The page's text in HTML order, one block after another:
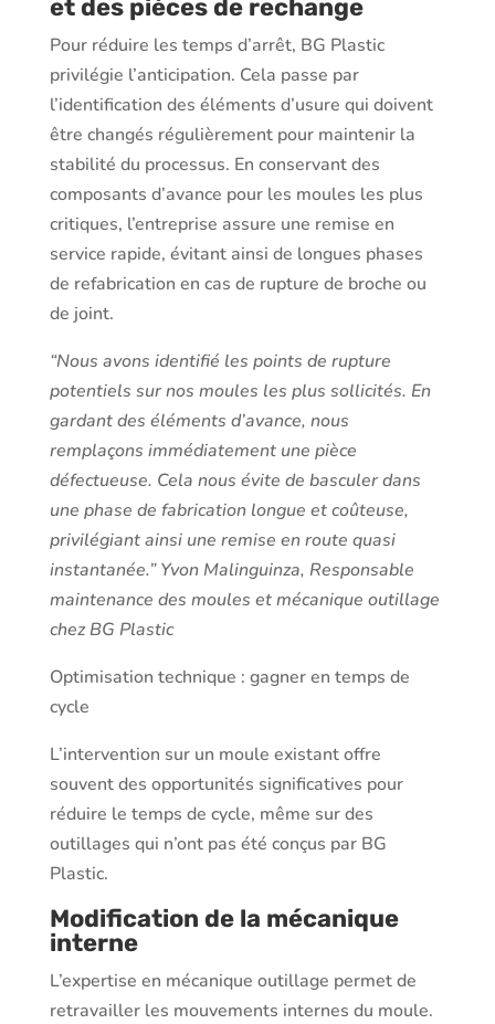
et des pièces de rechange
Pour réduire les temps d’arrêt, BG Plastic
privilégie l’anticipation. Cela passe par
l’identification des éléments d’usure qui doivent
être changés régulièrement pour maintenir la
stabilité du processus. En conservant des
composants d’avance pour les moules les plus
critiques, l’entreprise assure une remise en
service rapide, évitant ainsi de longues phases
de refabrication en cas de rupture de broche ou
de joint.
“Nous avons identifié les points de rupture
potentiels sur nos moules les plus sollicités. En
gardant des éléments d’avance, nous
remplaçons immédiatement une pièce
défectueuse. Cela nous évite de basculer dans
une phase de fabrication longue et coûteuse,
privilégiant ainsi une remise en route quasi
instantanée.” Yvon Malinguinza, Responsable
maintenance des moules et mécanique outillage
chez BG Plastic
Optimisation technique : gagner en temps de
cycle
L’intervention sur un moule existant offre
souvent des opportunités significatives pour
réduire le temps de cycle, même sur des
outillages qui n’ont pas été conçus par BG
Plastic.
Modification de la mécanique
interne
L’expertise en mécanique outillage permet de
retravailler les mouvements internes du moule.